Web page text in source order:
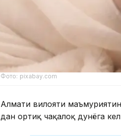
Фото: pixabay.com
Алмати вилояти
дан ортиқ чақалоқ дунёга